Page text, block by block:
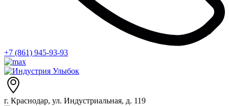
+7 (861) 945-93-93
г. Краснодар, ул. Индустриальная, д. 119